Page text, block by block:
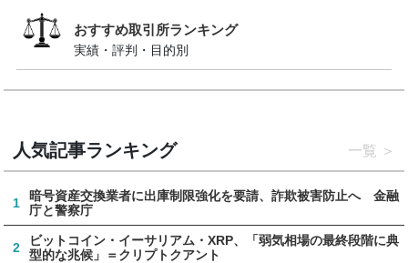
おすすめ取引所ランキング
実績・評判・目的別
人気記事ランキング 一覧
1
暗号資産交換業者に出庫制限強化を要請、詐欺被害防止へ 金融
庁と警察庁
2
ビットコイン・イーサリアム・XRP、「弱気相場の最終段階に典
型的な兆候」＝クリプトクアント